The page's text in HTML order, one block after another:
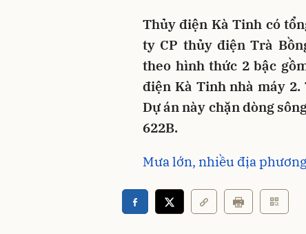
Thủy điện Kà Tinh có
ty CP thủy điện Trà
theo hình thức 2 bậc
điện Kà Tinh nhà máy 2.
Dự án này chặn dòng
622B.
Mưa lớn, nhiều địa